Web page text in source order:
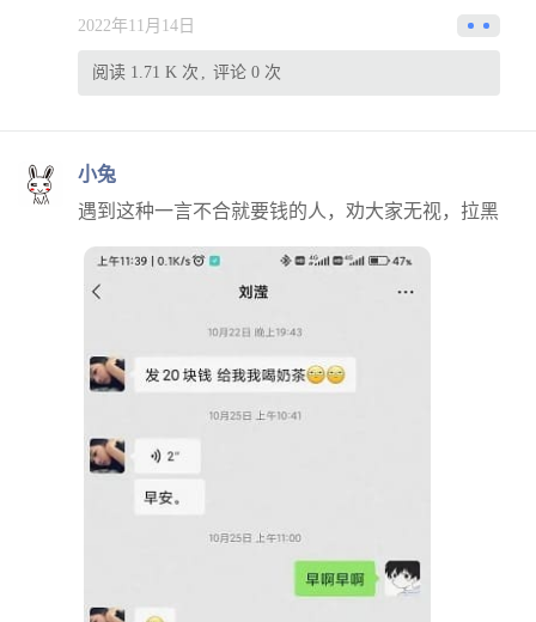
2022年11月14日
阅读 1.71 K 次 评论 0 次
小兔
遇到这种一言不合就要钱的人，劝大家无视，拉黑